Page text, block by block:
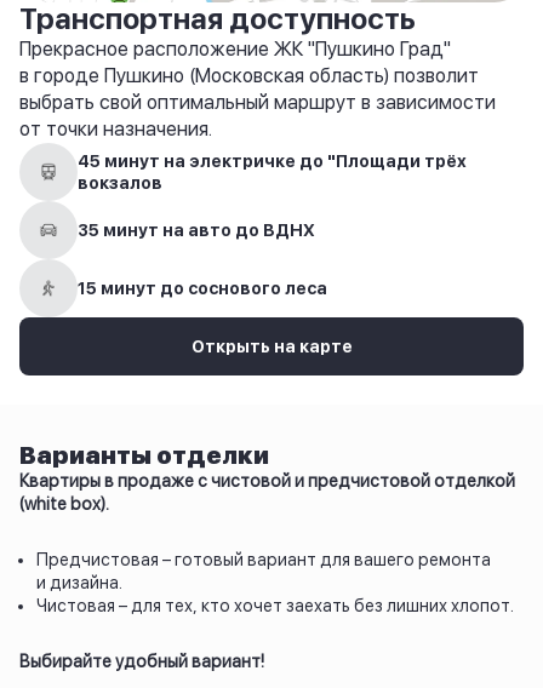
Транспортная доступность
Прекрасное расположение ЖК "Пушкино Град"
в городе Пушкино (Московская область) позволит
выбрать свой оптимальный маршрут в зависимости
от точки назначения.
45 минут на электричке до "Площади трёх
вокзалов
35 минут на авто до ВДНХ
15 минут до соснового леса
Открыть на карте
Варианты отделки
Квартиры в продаже с чистовой и предчистовой отделкой
(white box).
Предчистовая – готовый вариант для вашего ремонта
и дизайна.
Чистовая – для тех, кто хочет заехать без лишних хлопот.
Выбирайте удобный вариант!